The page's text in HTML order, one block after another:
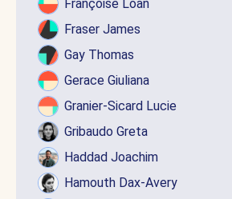
Françoise Loan
Fraser James
Gay Thomas
Gerace Giuliana
Granier-Sicard Lucie
Gribaudo Greta
Haddad Joachim
Hamouth Dax-Avery